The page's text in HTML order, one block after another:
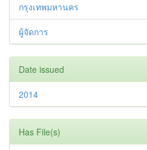
กรุงเทพมหานคร
ผู้จัดการ
Date issued
2014
Has File(s)